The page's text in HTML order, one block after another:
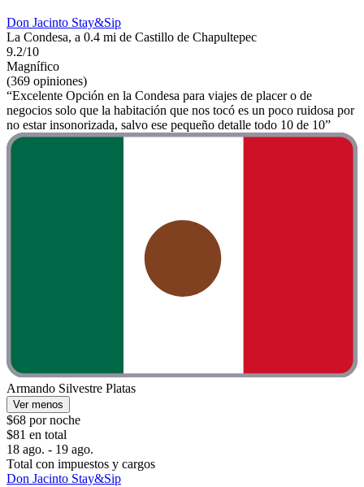
Don Jacinto Stay&Sip
La Condesa, a 0.4 mi de Castillo de Chapultepec
9.2/10
Magnífico
(369 opiniones)
“Excelente Opción en la Condesa para viajes de placer o de
negocios solo que la habitación que nos tocó es un poco ruidosa por
no estar insonorizada, salvo ese pequeño detalle todo 10 de 10”
Armando Silvestre Platas
Ver menos
$68 por noche
$81 en total
18 ago. - 19 ago.
Total con impuestos y cargos
Don Jacinto Stay&Sip